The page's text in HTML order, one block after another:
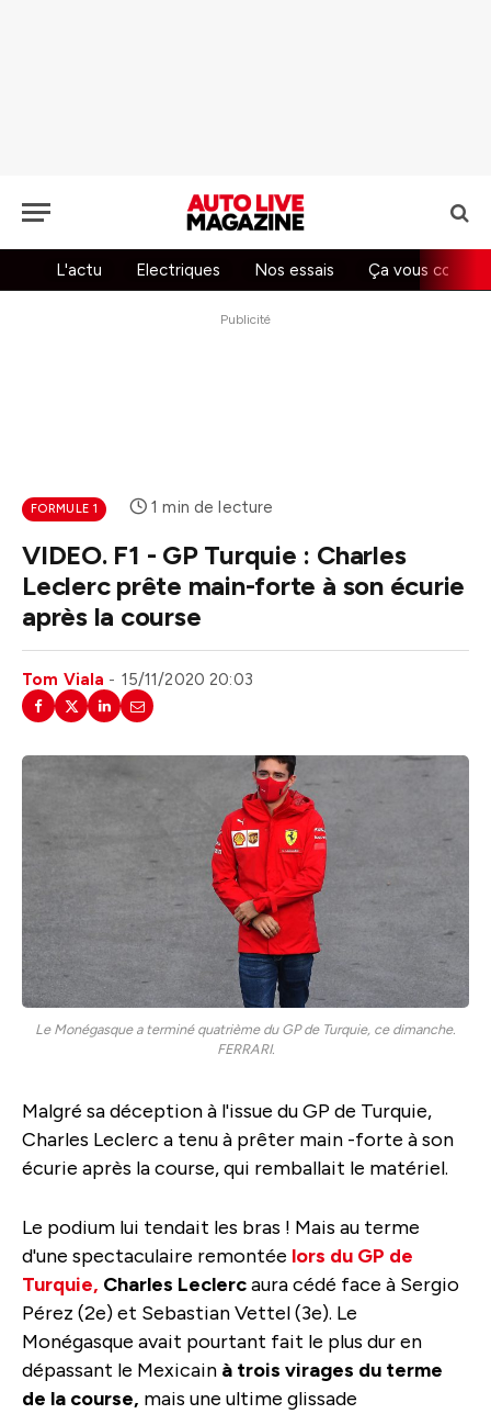
L'actu Electriques Nos essais Ça vous
Publicité
FORMULE 1 1 min de lecture
VIDEO. F1 - GP Turquie : Charles
Leclerc prête main-forte à son écurie
après la course
Tom Viala 15/11/2020 20:03
Le Monégasque a terminé quatrième du GP de Turquie, ce dimanche.
FERRARI.
Malgré sa déception à l'issue du GP de Turquie,
Charles Leclerc a tenu à prêter main -forte à son
écurie après la course, qui remballait le matériel.
Le podium lui tendait les bras ! Mais au terme
d'une spectaculaire remontée lors du GP de
Turquie, Charles Leclercaura cédé face à Sergio
Pérez (2e) et Sebastian Vettel (3e). Le
Monégasque avait pourtant fait le plus dur en
dépassant le Mexicain à trois virages du terme
de la course, mais une ultime glissade